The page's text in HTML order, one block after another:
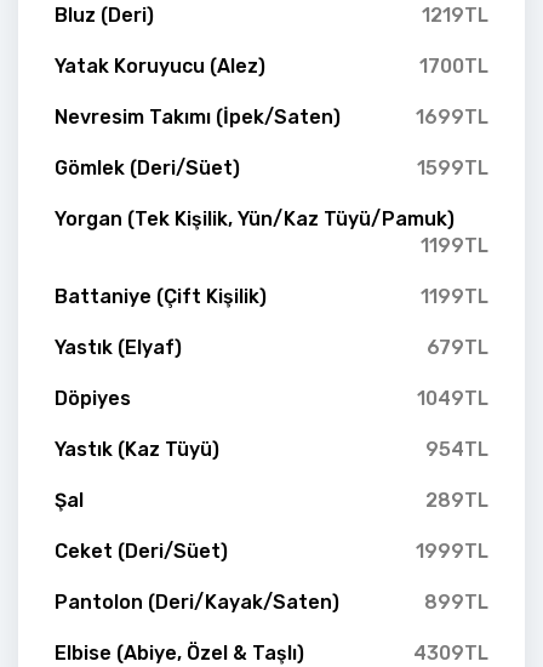
Bluz (Deri) 1219TL
Yatak Koruyucu (Alez) 1700TL
Nevresim Takımı (İpek/Saten) 1699TL
Gömlek (Deri/Süet) 1599TL
Yorgan (Tek Kişilik, Yün/Kaz Tüyü/Pamuk)
1199TL
Battaniye (Çift Kişilik) 1199TL
Yastık (Elyaf) 679TL
Döpiyes 1049TL
Yastık (Kaz Tüyü) 954TL
Şal 289TL
Ceket (Deri/Süet) 1999TL
Pantolon (Deri/Kayak/Saten) 899TL
Elbise (Abiye, Özel & Taşlı) 4309TL